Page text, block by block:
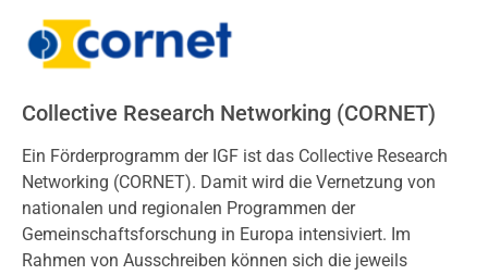
Collective Research Networking (CORNET)
Ein Förderprogramm der IGF ist das Collective Research
Networking (CORNET). Damit wird die Vernetzung von
nationalen und regionalen Programmen der
Gemeinschaftsforschung in Europa intensiviert. Im
Rahmen von Ausschreiben können sich die jeweils